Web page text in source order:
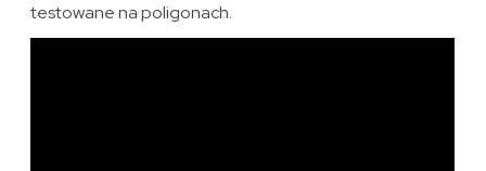
testowane na poligonach.